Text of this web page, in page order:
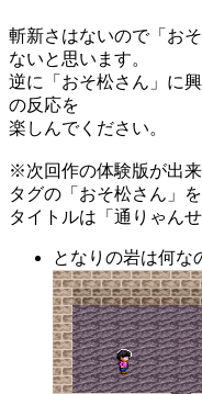
斬新さはないので「お
ないと思います。
逆に「おそ松さん」に
の反応を
楽しんでください。
※次回作の体験版が出来
タグの「おそ松さん」
タイトルは「通りゃん
となりの岩は何な